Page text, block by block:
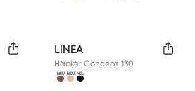
LINEA
Häcker Concept 130
Available colors
NEU NEU NEU